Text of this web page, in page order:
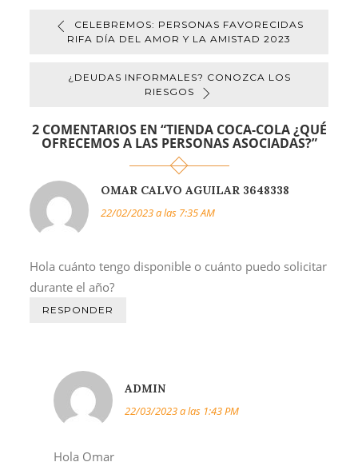
CELEBREMOS: PERSONAS FAVORECIDAS
RIFA DÍA DEL AMOR Y LA AMISTAD 2023
¿DEUDAS INFORMALES? CONOZCA LOS
RIESGOS
2 COMENTARIOS EN “TIENDA COCA-COLA ¿QUÉ
OFRECEMOS A LAS PERSONAS ASOCIADAS?”
OMAR CALVO AGUILAR 3648338
22/02/2023 a las 7:35 AM
Hola cuánto tengo disponible o cuánto puedo solicitar
durante el año?
RESPONDER
ADMIN
22/03/2023 a las 1:43 PM
Hola Omar